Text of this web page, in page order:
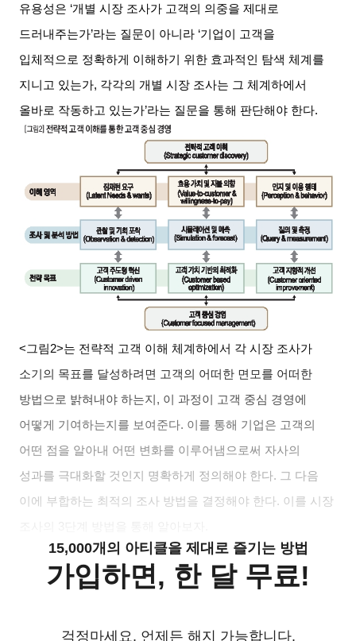
유용성은 ‘개별 시장 조사가 고객의 의중을 제대로
드러내주는가’라는 질문이 아니라 ‘기업이 고객을
입체적으로 정확하게 이해하기 위한 효과적인 탐색 체계를
지니고 있는가, 각각의 개별 시장 조사는 그 체계하에서
올바로 작동하고 있는가’라는 질문을 통해 판단해야 한다.
<그림2>는 전략적 고객 이해 체계하에서 각 시장 조사가
소기의 목표를 달성하려면 고객의 어떠한 면모를 어떠한
방법으로 밝혀내야 하는지, 이 과정이 고객 중심 경영에
어떻게 기여하는지를 보여준다. 이를 통해 기업은 고객의
어떤 점을 알아내 어떤 변화를 이루어냄으로써 자사의
성과를 극대화할 것인지 명확하게 정의해야 한다. 그 다음
이에 부합하는 최적의 조사 방법을 결정해야 한다. 이를 시장
15,000개의 아티클을 제대로 즐기는 방법
가입하면, 한 달 무료!
걱정마세요. 언제든 해지 가능합니다.